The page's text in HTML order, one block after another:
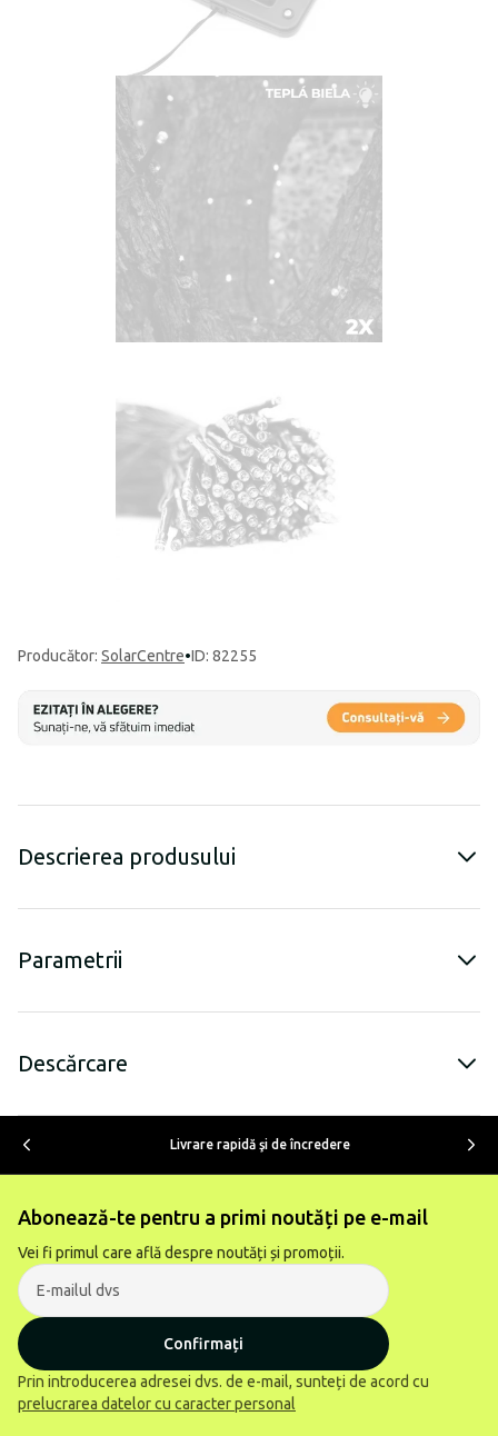
Producător: SolarCentre•ID: 82255
Descrierea produsului
Parametrii
Descărcare
Livrare rapidă şi de încredere
Abonează-te pentru a primi noutăți pe e-mail
Vei fi primul care află despre noutăți și promoții.
Confirmați
Prin introducerea adresei dvs. de e-mail, sunteți de acord cu
prelucrarea datelor cu caracter personal